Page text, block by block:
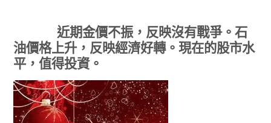
近期金價不振 ，反映沒有戰爭。石
油價格上升，反映經濟好轉。現在的股市水
平，值得投資。